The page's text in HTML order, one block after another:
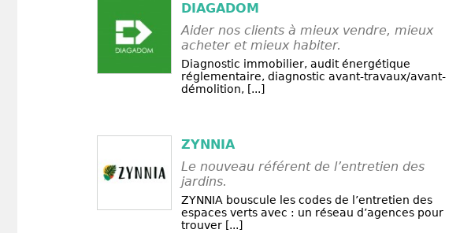
DIAGADOM
Aider nos clients à mieux vendre, mieux
acheter et mieux habiter.
Diagnostic immobilier, audit énergétique
réglementaire, diagnostic avant-travaux/avant-
démolition, [...]
ZYNNIA
Le nouveau référent de l’entretien des
jardins.
ZYNNIA bouscule les codes de l’entretien des
espaces verts avec : un réseau d’agences pour
trouver [...]